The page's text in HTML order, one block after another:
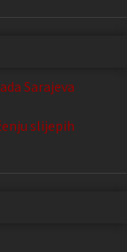
Sarajeva
slijepih